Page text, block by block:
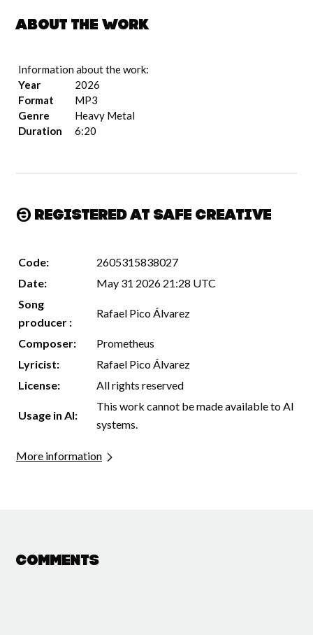
About the work
Information about the work:
Year
2026
Format
MP3
Genre
Heavy Metal
Duration
6:20
Registered at Safe Creative
Code:
2605315838027
Date:
May 31 2026 21:28 UTC
Song
producer :
Rafael Pico Álvarez
Composer:
Prometheus
Lyricist:
Rafael Pico Álvarez
License:
All rights reserved
Usage in AI:
This work cannot be made available to AI
systems.
More information
Comments